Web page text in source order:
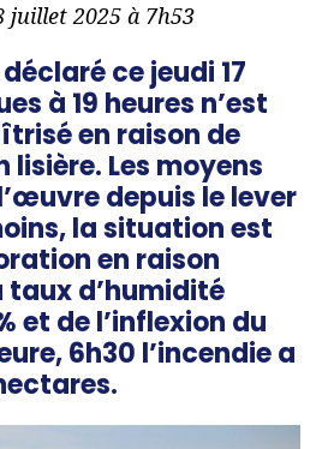
juillet 2025 à 7h53
ce jeudi 17
à 19 heures n’est
en raison de
Les moyens
depuis le lever
la situation est
en raison
d’humidité
et de l’inflexion du
6h30 l’incendie a